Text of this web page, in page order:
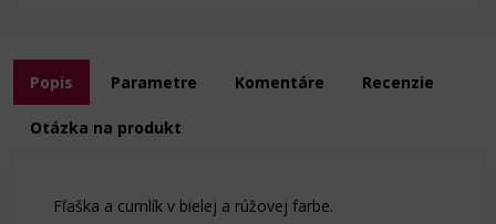
Popis Parametre Komentáre Recenzie
Otázka na produkt
Fľaška a cumlík v bielej a rúžovej farbe.